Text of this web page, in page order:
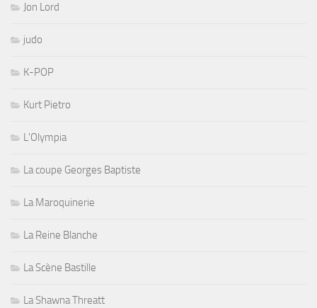
Jon Lord
judo
K-POP
Kurt Pietro
L'Olympia
La coupe Georges Baptiste
La Maroquinerie
La Reine Blanche
La Scène Bastille
La Shawna Threatt